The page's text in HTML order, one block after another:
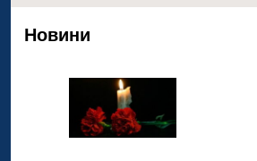
Новини